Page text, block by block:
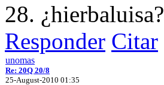
28. ¿hierbaluisa?
Responder Citar
unomas
Re: 20Q 20/8
25-August-2010 01:35